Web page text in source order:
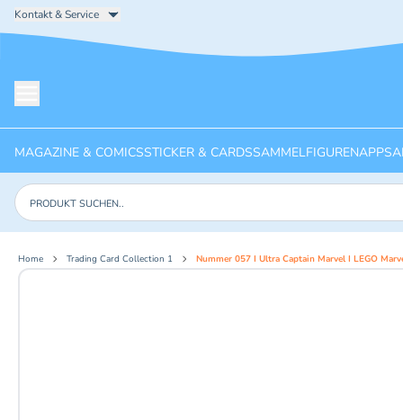
Kontakt & Service
MAGAZINE & COMICSSTICKER & CARDSSAMMELFIGURENAPPS
Produkte suchen
Home Trading Card Collection 1 Nummer 057 I Ultra Captain Marvel I LEGO